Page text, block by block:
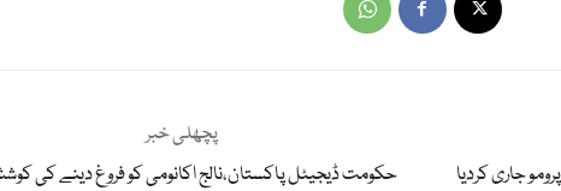
پچھلی خبر
حکومت ڈیجیٹل پاکستان،نالج اکانومی کو فروغ دینے کی
جاری کردیا